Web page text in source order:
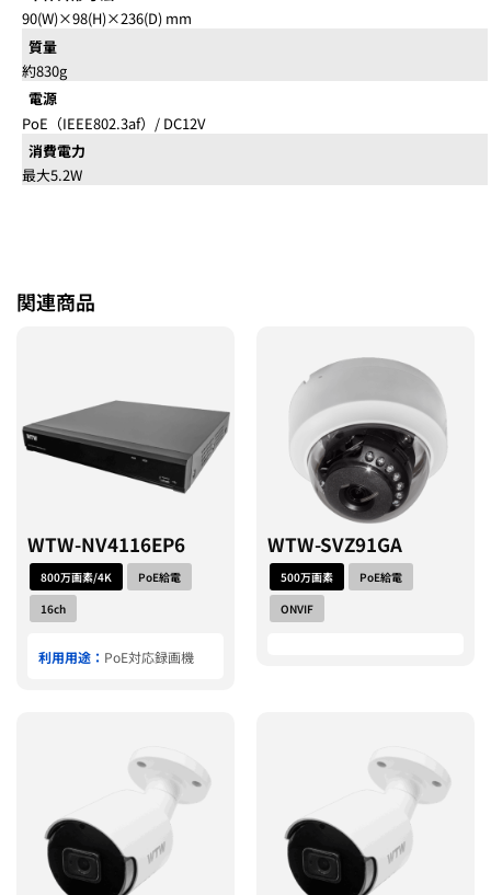
90(W)×98(H)×236(D) mm
質量
約830g
電源
PoE（IEEE802.3af）/ DC12V
消費電力
最大5.2W
関連商品
WTW-NV4116EP6
800万画素/4K
PoE給電
16ch
利用用途： PoE対応録画機
WTW-SVZ91GA
500万画素
PoE給電
ONVIF